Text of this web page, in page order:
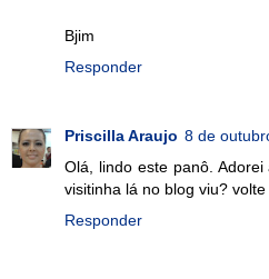
Bjim
Responder
Priscilla Araujo 8 de
Olá, lindo este panô.
visitinha lá no blog viu?
Responder